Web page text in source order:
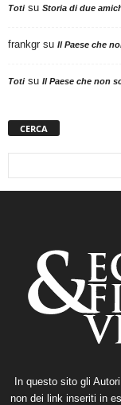
Totisu Storia di due
frankgr su Il Paese che
Totisu Il Paese che non
CERCA
In questo sito gli
non dei link inseriti in